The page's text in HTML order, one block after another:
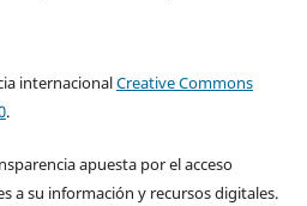
internacionalCreative Commons
.
apuesta por el acceso
a su información y recursos digitales.